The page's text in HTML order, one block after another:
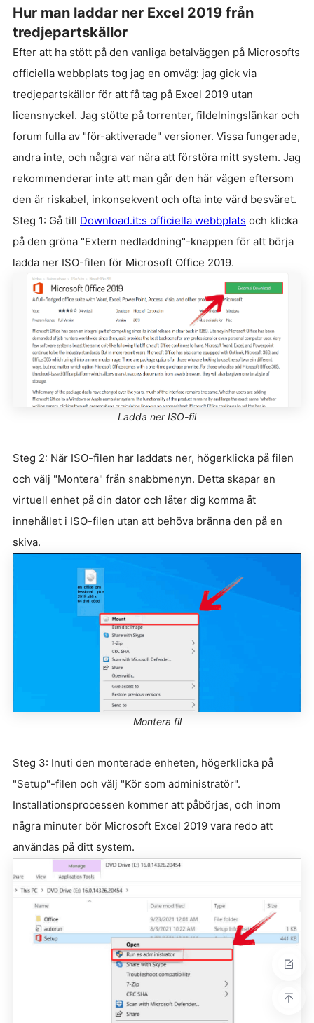
Hur man laddar ner Excel 2019 från
tredjepartskällor
Efter att ha stött på den vanliga betalväggen på Microsofts
officiella webbplats tog jag en omväg: jag gick via
tredjepartskällor för att få tag på Excel 2019 utan
licensnyckel. Jag stötte på torrenter, fildelningslänkar och
forum fulla av "för-aktiverade" versioner. Vissa fungerade,
andra inte, och några var nära att förstöra mitt system. Jag
rekommenderar inte att man går den här vägen eftersom
den är riskabel, inkonsekvent och ofta inte värd besväret.
Steg 1: Gå till Download.it:s officiella webbplats och klicka
på den gröna "Extern nedladdning"-knappen för att börja
ladda ner ISO-filen för Microsoft Office 2019.
Ladda ner ISO-fil
Steg 2: När ISO-filen har laddats ner, högerklicka på filen
och välj "Montera" från snabbmenyn. Detta skapar en
virtuell enhet på din dator och låter dig komma åt
innehållet i ISO-filen utan att behöva bränna den på en
skiva.
Montera fil
Steg 3: Inuti den monterade enheten, högerklicka på
"Setup"-filen och välj "Kör som administratör".
Installationsprocessen kommer att påbörjas, och inom
några minuter bör Microsoft Excel 2019 vara redo att
användas på ditt system.